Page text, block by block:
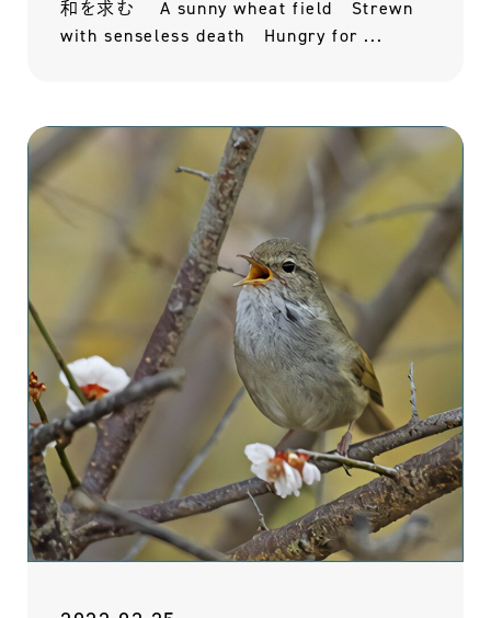
和を求む A sunny wheat field Strewn
with senseless death Hungry for ...